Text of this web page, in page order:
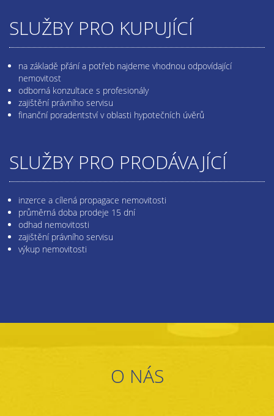
SLUŽBY PRO KUPUJÍCÍ
na základě přání a potřeb najdeme vhodnou odpovídající
nemovitost
odborná konzultace s profesionály
zajištění právního servisu
finanční poradentství v oblasti hypotečních úvěrů
SLUŽBY PRO PRODÁVAJÍCÍ
inzerce a cílená propagace nemovitosti
průměrná doba prodeje 15 dní
odhad nemovitosti
zajištění právního servisu
výkup nemovitosti
O NÁS